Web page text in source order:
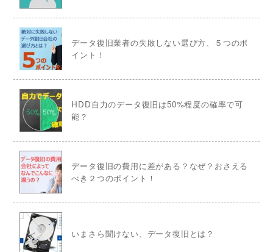
データ復旧業者の失敗しない選び方、５つのポ
イント！
HDD自力のデータ復旧は50%程度の確率で可
能？
データ復旧の費用に差がある？なぜ？おさえる
べき２つのポイント！
いまさら聞けない、データ復旧とは？